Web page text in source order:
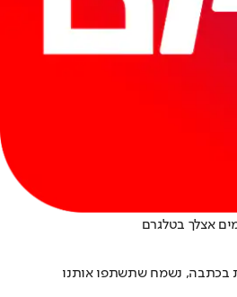
אצלך בטלגרם
בכתבה, נשמח שתשתפו אותנו